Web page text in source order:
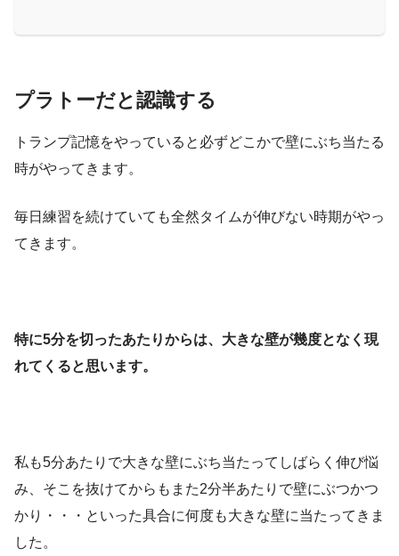
プラトーだと認識する
トランプ記憶をやっていると必ずどこかで壁にぶち当たる
時がやってきます。
毎日練習を続けていても全然タイムが伸びない時期がやっ
てきます。
特に5分を切ったあたりからは、大きな壁が幾度となく現
れてくると思います。
私も5分あたりで大きな壁にぶち当たってしばらく伸び悩
み、そこを抜けてからもまた2分半あたりで壁にぶつかつ
かり・・・といった具合に何度も大きな壁に当たってきま
した。